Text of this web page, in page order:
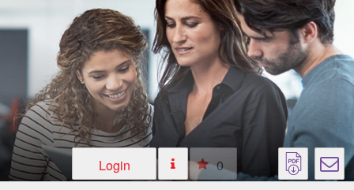
Login 0